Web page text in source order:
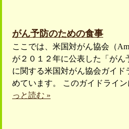
がん予防のための食事
ここでは、米国対がん協会（
が２０１２年に公表した「がん
に関する米国対がん協会ガイド
めています。 このガイドライ
っと読む »